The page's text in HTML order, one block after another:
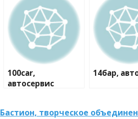
100car,
автосервис
14бар,
Бастион, творческое